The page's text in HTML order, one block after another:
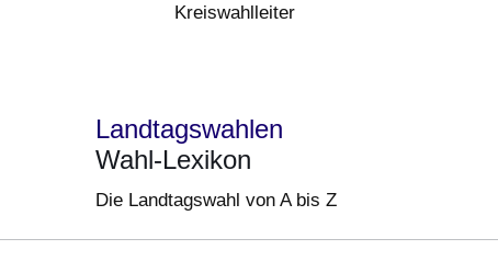
Kreiswahlleiter
Landtagswahlen
Wahl-Lexikon
Die Landtagswahl von A bis Z